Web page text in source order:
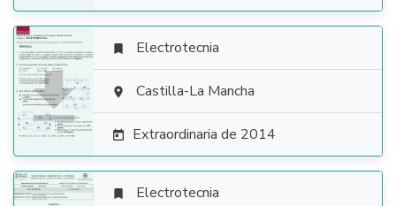

 Electrotecnia
 Castilla-La Mancha
 Extraordinaria de 2014
 Electrotecnia